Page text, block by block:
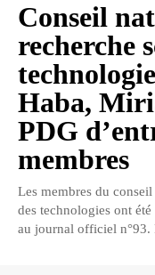
Conseil
recherche
Haba,
PDG
membres
Les membres du
des technologies ont
au journal officiel n°93.